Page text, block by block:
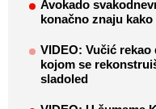
Avokado
konačno znaju kako
VIDEO: Vučić
kojom se
sladoled